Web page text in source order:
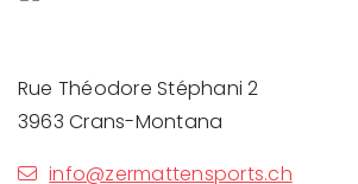
Rue Théodore Stéphani 2
3963 Crans-Montana
info@zermattensports.ch